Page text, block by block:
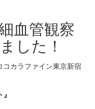
血管観察
した！
カラファイン東京新宿